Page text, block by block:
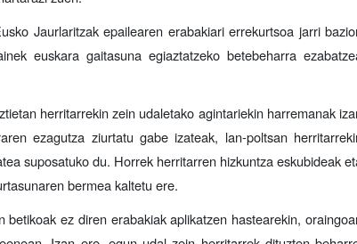
Jaurlaritzak epailearen erabakiari errekurtsoa jarri
euskara gaitasuna egiaztatzeko betebeharra
herritarrekin zein udaletako agintariekin harremanak
ezagutza ziurtatu gabe izateak, lan-poltsan
suposatuko du. Horrek herritarren hizkuntza eskubideak
bermea kaltetu ere.
ez diren erabakiak aplikatzen hastearekin,